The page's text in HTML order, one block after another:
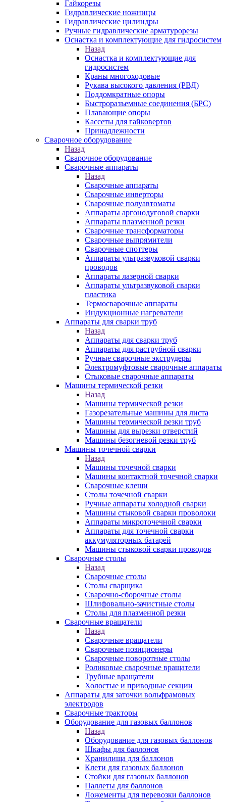
Гайкорезы
Гидравлические ножницы
Гидравлические цилиндры
Ручные гидравлические арматурорезы
Оснастка и комплектующие для гидросистем
Назад
Оснастка и комплектующие для
гидросистем
Краны многоходовые
Рукава высокого давления (РВД)
Поддомкратные опоры
Быстроразъемные соединения (БРС)
Плавающие опоры
Кассеты для гайковертов
Принадлежности
Сварочное оборудование
Назад
Сварочное оборудование
Сварочные аппараты
Назад
Сварочные аппараты
Сварочные инверторы
Сварочные полуавтоматы
Аппараты аргонодуговой сварки
Аппараты плазменной резки
Сварочные трансформаторы
Сварочные выпрямители
Сварочные споттеры
Аппараты ультразвуковой сварки
проводов
Аппараты лазерной сварки
Аппараты ультразвуковой сварки
пластика
Термосварочные аппараты
Индукционные нагреватели
Аппараты для сварки труб
Назад
Аппараты для сварки труб
Аппараты для раструбной сварки
Ручные сварочные экструдеры
Электромуфтовые сварочные аппараты
Стыковые сварочные аппараты
Машины термической резки
Назад
Машины термической резки
Газорезательные машины для листа
Машины термической резки труб
Машины для вырезки отверстий
Машины безогневой резки труб
Машины точечной сварки
Назад
Машины точечной сварки
Машины контактной точечной сварки
Сварочные клещи
Столы точечной сварки
Ручные аппараты холодной сварки
Машины стыковой сварки проволоки
Аппараты микроточечной сварки
Аппараты для точечной сварки
аккумуляторных батарей
Машины стыковой сварки проводов
Сварочные столы
Назад
Сварочные столы
Столы сварщика
Сварочно-сборочные столы
Шлифовально-зачистные столы
Столы для плазменной резки
Сварочные вращатели
Назад
Сварочные вращатели
Сварочные позиционеры
Сварочные поворотные столы
Роликовые сварочные вращатели
Трубные вращатели
Холостые и приводные секции
Аппараты для заточки вольфрамовых
электродов
Сварочные тракторы
Оборудование для газовых баллонов
Назад
Оборудование для газовых баллонов
Шкафы для баллонов
Хранилища для баллонов
Клети для газовых баллонов
Стойки для газовых баллонов
Паллеты для баллонов
Ложементы для перевозки баллонов